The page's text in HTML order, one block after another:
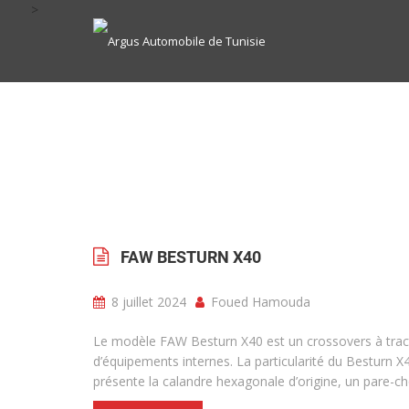
>
FAW BESTURN X40
8 juillet 2024 Foued Hamouda
Le modèle FAW Besturn X40 est un crossovers à
d’équipements internes. La particularité du Besturn
présente la calandre hexagonale d’origine, un